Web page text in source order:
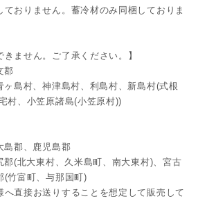
おりません。蓄冷材のみ同梱しておりま
きません。ご了承ください。】
郡
島村、神津島村、利島村、新島村(式根
村、小笠原諸島(小笠原村))
島郡、鹿児島郡
(北大東村、久米島町、南大東村)、宮古
(竹富町、与那国町)
へ直接お送りすることを想定して販売して